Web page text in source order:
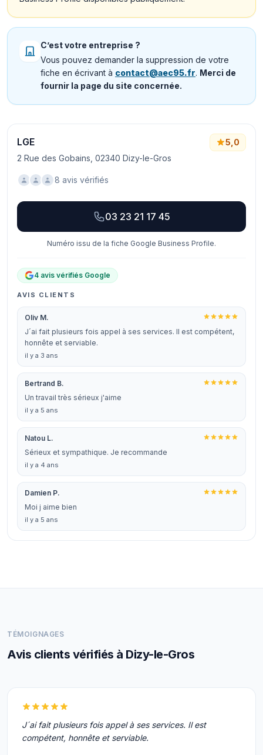
C’est votre entreprise ?
Vous pouvez demander la suppression de votre
fiche en écrivant à contact@aec95.fr. Merci de
fournir la page du site concernée.
LGE
2 Rue des Gobains, 02340 Dizy-le-Gros
5,0
8 avis vérifiés
03 23 21 17 45
Numéro issu de la fiche Google Business Profile.
4 avis vérifiés Google
AVIS CLIENTS
Oliv M.
J´ai fait plusieurs fois appel à ses services. Il est compétent,
honnête et serviable.
il y a 3 ans
Bertrand B.
Un travail très sérieux j'aime
il y a 5 ans
Natou L.
Sérieux et sympathique. Je recommande
il y a 4 ans
Damien P.
Moi j aime bien
il y a 5 ans
TÉMOIGNAGES
Avis clients vérifiés à Dizy-le-Gros
J´ai fait plusieurs fois appel à ses services. Il est
compétent, honnête et serviable.